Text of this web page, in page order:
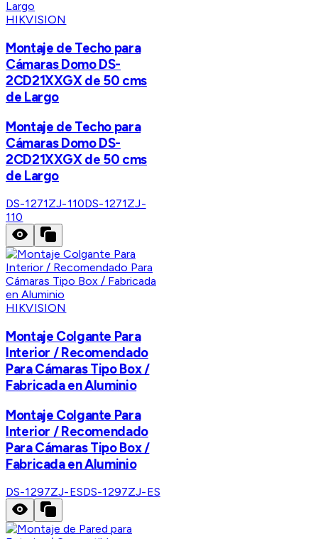
HIKVISION
Montaje de Techo para
Cámaras Domo DS-
2CD21XXGX de 50 cms
de Largo
Montaje de Techo para
Cámaras Domo DS-
2CD21XXGX de 50 cms
de Largo
DS-1271ZJ-110DS-1271ZJ-
110
HIKVISION
Montaje Colgante Para
Interior / Recomendado
Para Cámaras Tipo Box /
Fabricada en Aluminio
Montaje Colgante Para
Interior / Recomendado
Para Cámaras Tipo Box /
Fabricada en Aluminio
DS-1297ZJ-ESDS-1297ZJ-ES